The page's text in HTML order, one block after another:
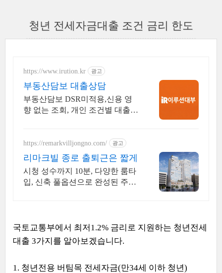
청년 전세자금대출 조건 금리 한도
https://www.irution.kr 광고
부동산담보 대출상담
부동산담보 DSR미적용,신용 영
향 없는 조회, 개인 조건별 대출
https://remarkvilljongno.com/ 광고
리마크빌 종로 출퇴근은 짧게
시청 성수까지 10분, 다양한 룸타
입, 신축 풀옵션으로 완성된 주거
국토교통부에서 최저1.2% 금리로 지원하는 청년전세
대출 3가지를 알아보겠습니다.
1. 청년전용 버팀목 전세자금(만34세 이하 청년)